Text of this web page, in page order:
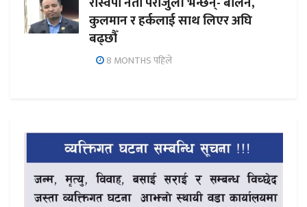
कुलमान र हर्कलाई साथ लिएर अघि
बढ्छौँ
8 MONTHS पहिले